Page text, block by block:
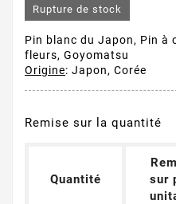
Rupture de stock
Pin blanc du Japon, Pin à
fleurs, Goyomatsu
Origine: Japon, Corée
Remise sur la quantité
Quantité
sur